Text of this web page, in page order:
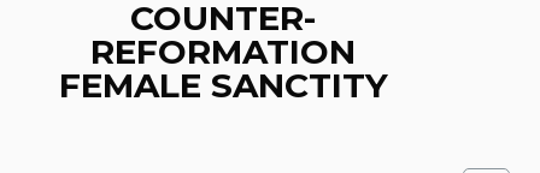
COUNTER-
REFORMATION
FEMALE SANCTITY